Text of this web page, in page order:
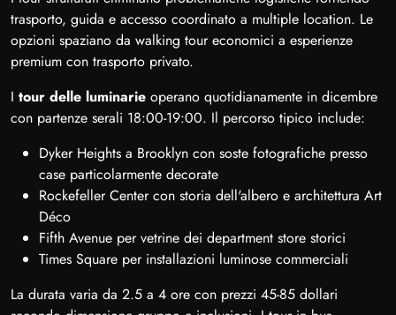
trasporto, guida e accesso coordinato a multiple location. Le
opzioni spaziano da walking tour economici a esperienze
premium con trasporto privato.
I tour delle luminarie operano quotidianamente in dicembre
con partenze serali 18:00-19:00. Il percorso tipico include:
Dyker Heights a Brooklyn con soste fotografiche presso
case particolarmente decorate
Rockefeller Center con storia dell'albero e architettura Art
Déco
Fifth Avenue per vetrine dei department store storici
Times Square per installazioni luminose commerciali
La durata varia da 2.5 a 4 ore con prezzi 45-85 dollari